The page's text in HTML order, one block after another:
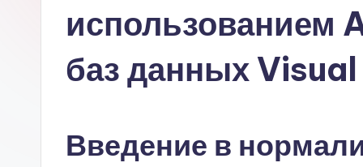
si
использованием
баз данных
Введение в